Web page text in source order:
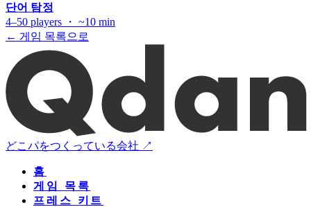
단어 탐정
4–50 players ・ ~10 min
← 게임 목록으로
どこパをつくっている会社 ↗
홈
게임 목록
프레스 키트